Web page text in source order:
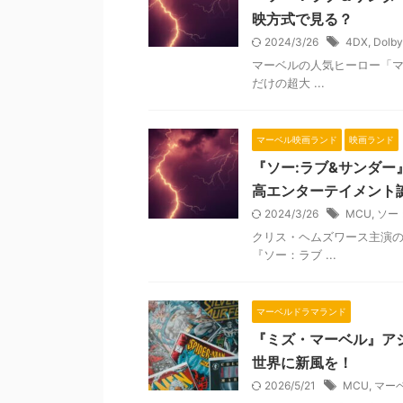
映方式で見る？
2024/3/26 4DX,
マーベルの人気ヒーロー「
だけの超大 ...
マーベル映画ランド 映画ランド
『ソー:ラブ&サンダ
高エンターテイメント
2024/3/26 MCU, ソー
クリス・ヘムズワース主演
『ソー：ラブ ...
マーベルドラマランド
『ミズ・マーベル』
世界に新風を！
2026/5/21 MCU, マー